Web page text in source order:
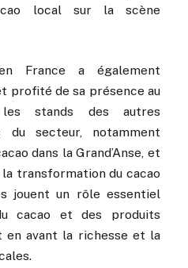
local sur la scène
en France a également
profité de sa présence au
stands des autres
du secteur, notamment
dans la Grand’Anse, et
la transformation du cacao
jouent un rôle essentiel
cacao et des produits
en avant la richesse et la